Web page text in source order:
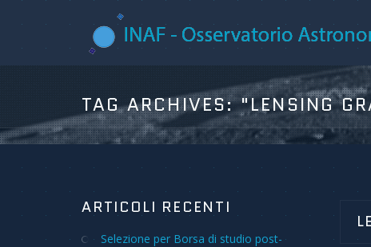
TAG ARCHIVES:"LENSING
ARTICOLI RECENTI
Selezione per Borsa di studio post-